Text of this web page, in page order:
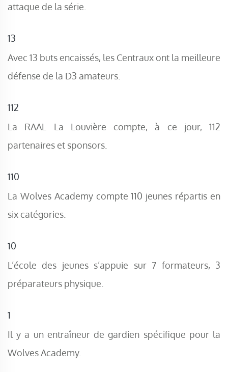
attaque de la série.
13
Avec 13 buts encaissés, les Centraux ont la meilleure
défense de la D3 amateurs.
112
La RAAL La Louvière compte, à ce jour, 112
partenaires et sponsors.
110
La Wolves Academy compte 110 jeunes répartis en
six catégories.
10
L’école des jeunes s’appuie sur 7 formateurs, 3
préparateurs physique.
1
Il y a un entraîneur de gardien spécifique pour la
Wolves Academy.